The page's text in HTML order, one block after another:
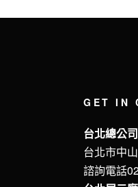
GET IN
台北總公司
台北市中
諮詢電話